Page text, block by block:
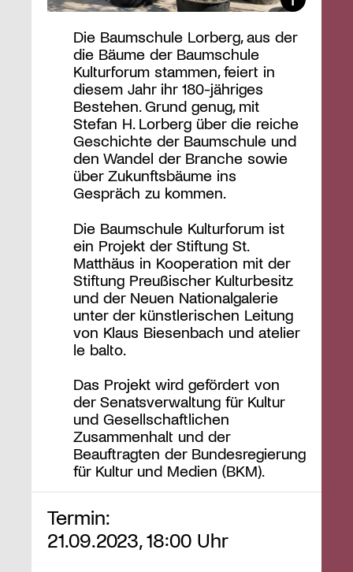
Die Baumschule Lorberg, aus der
die Bäume der Baumschule
Kulturforum stammen, feiert in
diesem Jahr ihr 180-jähriges
Bestehen. Grund genug, mit
Stefan H. Lorberg über die reiche
Geschichte der Baumschule und
den Wandel der Branche sowie
über Zukunftsbäume ins
Gespräch zu kommen.
Die Baumschule Kulturforum ist
ein Projekt der Stiftung St.
Matthäus in Kooperation mit der
Stiftung Preußischer Kulturbesitz
und der Neuen Nationalgalerie
unter der künstlerischen Leitung
von Klaus Biesenbach und atelier
le balto.
Das Projekt wird gefördert von
der Senatsverwaltung für Kultur
und Gesellschaftlichen
Zusammenhalt und der
Beauftragten der Bundesregierung
für Kultur und Medien (BKM).
Termin:
21.09.2023, 18:00 Uhr